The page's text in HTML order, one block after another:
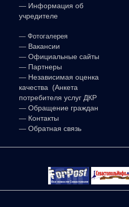
— Информация об
учредителе
— Фотогалерея
— Вакансии
— Официальные сайты
— Партнеры
— Независимая оценка
качества (Анкета
потребителя услуг ДКР
— Обращение граждан
— Контакты
— Обратная связь